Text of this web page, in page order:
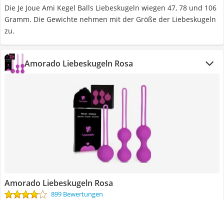
Die Je Joue Ami Kegel Balls Liebeskugeln wiegen 47, 78 und 106
Gramm. Die Gewichte nehmen mit der Größe der Liebeskugeln
zu.
Amorado Liebeskugeln Rosa
Amorado Liebeskugeln Rosa
899 Bewertungen